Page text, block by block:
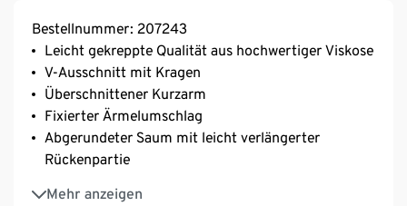
Bestellnummer: 207243
Leicht gekreppte Qualität aus hochwertiger Viskose
V-Ausschnitt mit Kragen
Überschnittener Kurzarm
Fixierter Ärmelumschlag
Abgerundeter Saum mit leicht verlängerter
Rückenpartie
Mehr anzeigen
Moderner graphischer Print